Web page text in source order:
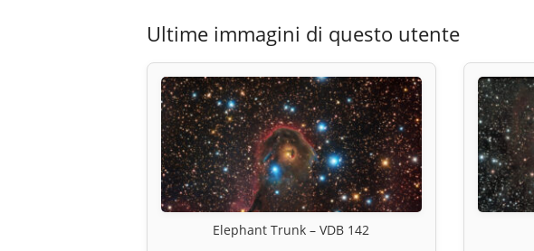
Ultime immagini di questo utente
Elephant Trunk – VDB 142